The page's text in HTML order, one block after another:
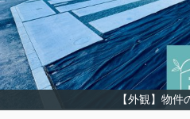
【外観】物件